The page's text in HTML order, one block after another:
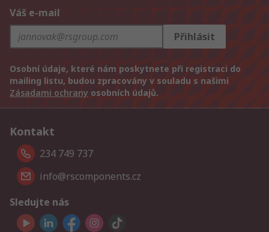
Váš e-mail
Přihlásit
Osobní údaje, které nám poskytnete při registraci do
mailing listu, budou zpracovány v souladu s našimi
Zásadami ochrany osobních údajů.
Kontakt
234 749 737
info@rscomponents.cz
Sledujte nás